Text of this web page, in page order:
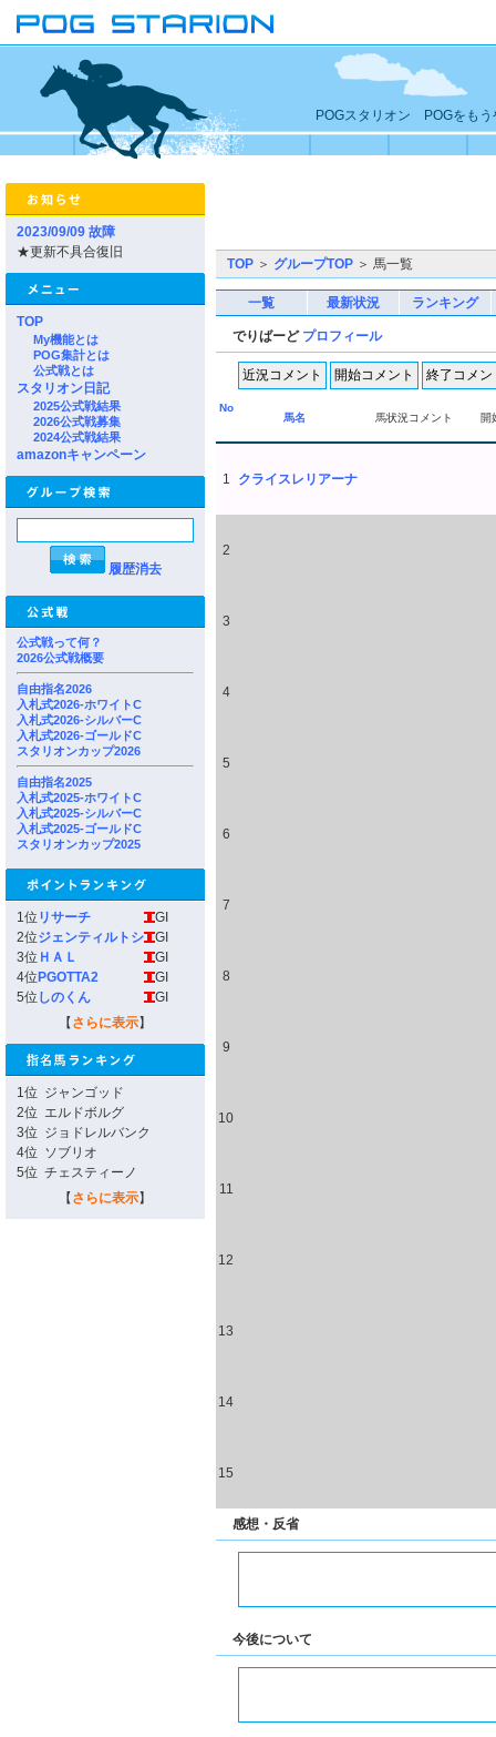
POGスタリオン POGをもう
2023/09/09 故障
★更新不具合復旧
TOP
My機能とは
POG集計とは
公式戦とは
スタリオン日記
2025公式戦結果
2026公式戦募集
2024公式戦結果
amazonキャンペーン
履歴消去
公式戦って何？
2026公式戦概要
自由指名2026
入札式2026-ホワイトC
入札式2026-シルバーC
入札式2026-ゴールドC
スタリオンカップ2026
自由指名2025
入札式2025-ホワイトC
入札式2025-シルバーC
入札式2025-ゴールドC
スタリオンカップ2025
1位 リサーチ
GI
2位ジェンティルトシ
GI
3位 ＨＡＬ
GI
4位 PGOTTA2
GI
5位 しのくん
GI
【 さらに表示】
1位 ジャンゴッド
2位 エルドボルグ
3位 ジョドレルバンク
4位 ソブリオ
5位 チェスティーノ
【 さらに表示】
TOP ＞ グループTOP ＞ 馬一覧
一覧 最新状況 ランキング
でりばーど プロフィール
No
馬名
馬状況コメント 開
1 クライスレリアーナ
2
3
4
5
6
7
8
9
10
11
12
13
14
15
感想・反省
今後について